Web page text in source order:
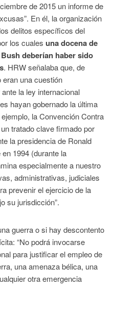
de 2015 un informe de
En él, la organización
delitos específicos del
los cuales una docena de
deberían haber sido
. HRW señalaba que, de
una cuestión
la ley internacional
hayan gobernado la última
la Convención Contra
tratado clave firmado por
la presidencia de Ronald
1994 (durante la
especialmente a nuestro
administrativas, judiciales
prevenir el ejercicio de la
su jurisdicción”.
guerra o si hay descontento
“No podrá invocarse
para justificar el empleo de
una amenaza bélica, una
otra emergencia